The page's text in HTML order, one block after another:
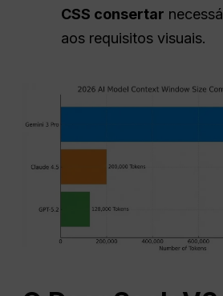
CSS consertar
aos requisitos visuais.